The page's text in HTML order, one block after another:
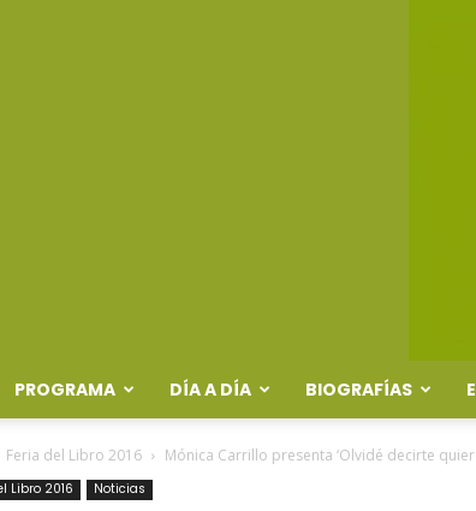
PROGRAMA DÍA A DÍA BIOGRAFÍAS
Feria del Libro 2016 Mónica Carrillo presenta ‘Olvidé decirte
Libro 2016 Noticias